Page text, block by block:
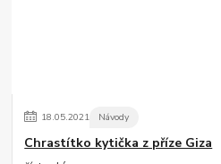
18.05.2021 Návody
Chrastítko kytička z příze Giza